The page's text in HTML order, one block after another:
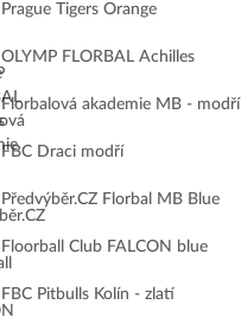
Prague Tigers Orange
OLYMP FLORBAL Achilles
Florbalová akademie MB - modří
FBC Draci modří
Předvýběr.CZ Florbal MB Blue
Floorball Club FALCON blue
FBC Pitbulls Kolín - zlatí